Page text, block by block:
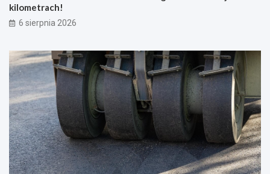
kilometrach!
6 sierpnia 2026